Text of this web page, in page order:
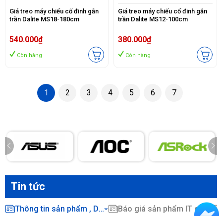
Giá treo máy chiếu cố đinh gắn
trần Dalite MS18-180cm
540.000₫
Còn hàng
Giá treo máy chiếu cố đinh gắn
trần Dalite MS12-100cm
380.000₫
Còn hàng
1 2 3 4 5 6 7
Tin tức
Thông tin sản phẩm , Dịch vụ CNTT ... Báo giá sản phẩm IT chính hãng